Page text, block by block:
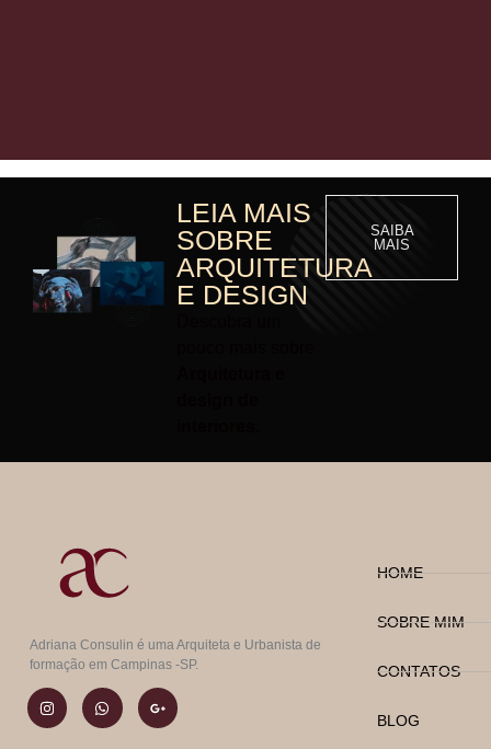
LEIA MAIS
SOBRE
ARQUITETURA
E DESIGN
SAIBA
MAIS
Adriana Consulin é uma Arquiteta e Urbanista de
formação em Campinas -SP.
HOME
SOBRE MIM
CONTATOS
BLOG